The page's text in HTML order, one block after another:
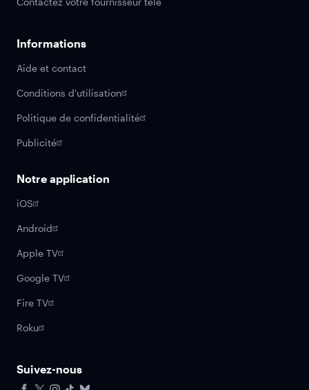
Informations
Aide et contact
Conditions d'utilisation
Politique de confidentialité
Publicité
Notre application
iOS
Android
Apple TV
Google TV
Fire TV
Roku
Suivez-nous